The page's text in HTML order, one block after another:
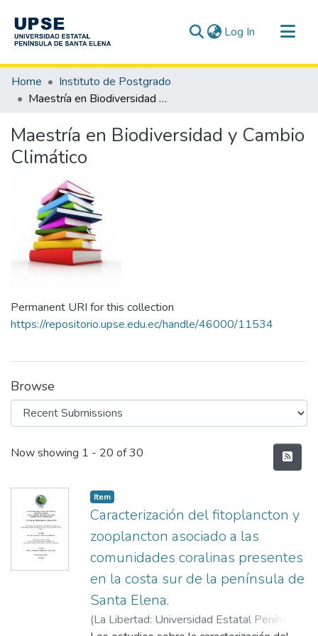
Log In (current)
Communities & Collections
All of DSpace
Home
Instituto de Postgrado
Maestría en Biodiversidad y Cambio Climático
Maestría en Biodiversidad y Cambio
Climático
Permanent URI for this collection
https://repositorio.upse.edu.ec/handle/46000/11534
Browse
Recent Submissions
Now showing 1 - 20 of 30
Item
Caracterización del fitoplancton y
zooplancton asociado a las
comunidades coralinas presentes
en la costa sur de la península de
Santa Elena.
(La Libertad: Universidad Estatal Península